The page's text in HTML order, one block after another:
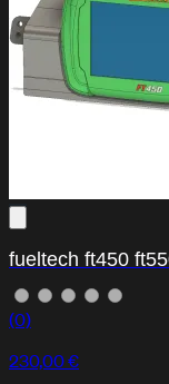
fueltech ft450
(0)
230,00 €